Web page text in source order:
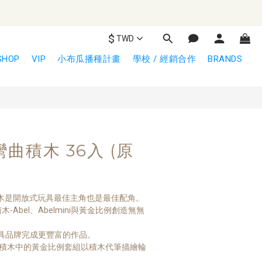
$ TWD
VIP 小布瓜播種計畫 學校 / 經銷合作 BRANDS
積木 36入 (原
開放式玩具最佳主角也是最佳配角。
-Abel、Abelmini與黃金比例創造無無
牌完成更豐富的作品。
木中的黃金比例套組以積木代筆描繪輪
立即購買